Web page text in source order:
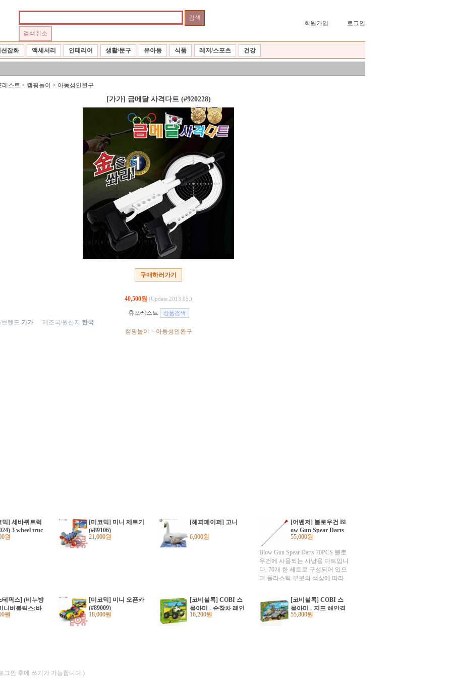
회원가입 로그인
잡화 액세서리 인테리어 생활/문구 유아동 식품 레저/스포츠 건강
레스트 > 캠핑놀이 > 아동성인완구
[가가] 금메달 사격다트 (#920228)
구매하러가기
40,500원 (Update 2013.05.)
휴포레스트
렌드 가가 제조국/원산지 한국
캠핑놀이
> 아동성인완구
믹] 세바퀴트럭
3 wheel truc
원
[미코믹] 미니 제트기
(#89106)
21,000원
[해피페이퍼] 고니
6,000원
[어벤저] 블로우건 Bl
ow Gun Spear Darts
70PCS
55,000원
Blow Gun Spear Darts 70PCS 블로
우건에 사용되는 사냥용 다트입니
다. 70개 한 세트로 구성되어 있으
며 플라스틱 부분의 색상에 따라
있습니다. 침은 70개이며 뒤에 붙
이는 플라스틱 캡은 70개 정도 들
어 있으므로 주문시 참고하시기 바
랍니다. 색상은 주문시 선택하시면
테픽스] (비누방
니버블릭스:바
(#695715)
원
[미코믹] 미니 오픈카
(#89009)
18,000원
[코비블록] COBI 스
몰아미 - 순찰차 레인
저 (#2118)
16,200원
[코비블록] COBI 스
몰아미 - 지프 해안경
비대 (#24251)
55,800원
그인 후에 쓰기가 가능합니다.)